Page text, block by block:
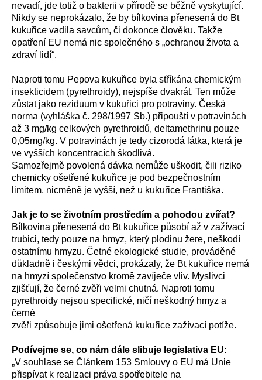
nevadí, jde totiž o bakterii v přírodě se běžně vyskytující.
Nikdy se neprokázalo, že by bílkovina přenesená do Bt
kukuřice vadila savcům, či dokonce člověku. Takže
opatření EU nemá nic společného s „ochranou života a
zdraví lidí“.
Naproti tomu Pepova kukuřice byla stříkána chemickým
insekticidem (pyrethroidy), nejspíše dvakrát. Ten může
zůstat jako reziduum v kukuřici pro potraviny. Česká
norma (vyhláška č. 298/1997 Sb.) připouští v potravinách
až 3 mg/kg celkových pyrethroidů, deltamethrinu pouze
0,05mg/kg. V potravinách je tedy cizorodá látka, která je
ve vyšších koncentracích škodlivá.
Samozřejmě povolená dávka nemůže uškodit, čili riziko
chemicky ošetřené kukuřice je pod bezpečnostním
limitem, nicméně je vyšší, než u kukuřice Františka.
Jak je to se životním prostředím a pohodou zvířat?
Bílkovina přenesená do Bt kukuřice působí až v zažívací
trubici, tedy pouze na hmyz, který plodinu žere, neškodí
ostatnímu hmyzu. Četné ekologické studie, prováděné
důkladně i českými vědci, prokázaly, že Bt kukuřice nemá
na hmyzí společenstvo kromě zavíječe vliv. Myslivci
zjišťují, že černé zvěři velmi chutná. Naproti tomu
pyrethroidy nejsou specifické, ničí neškodný hmyz a
černé
zvěři způsobuje jimi ošetřená kukuřice zažívací potíže.
Podívejme se, co nám dále slibuje legislativa EU:
„V souhlase se Článkem 153 Smlouvy o EU má Unie
přispívat k realizaci práva spotřebitele na